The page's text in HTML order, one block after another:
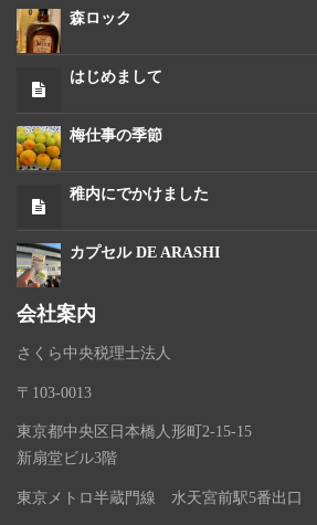
森ロック
はじめまして
梅仕事の季節
稚内にでかけました
カプセル DE ARASHI
会社案内
さくら中央税理士法人
〒103-0013
東京都中央区日本橋人形町2-15-15
新扇堂ビル3階
東京メトロ半蔵門線 水天宮前駅5番出口